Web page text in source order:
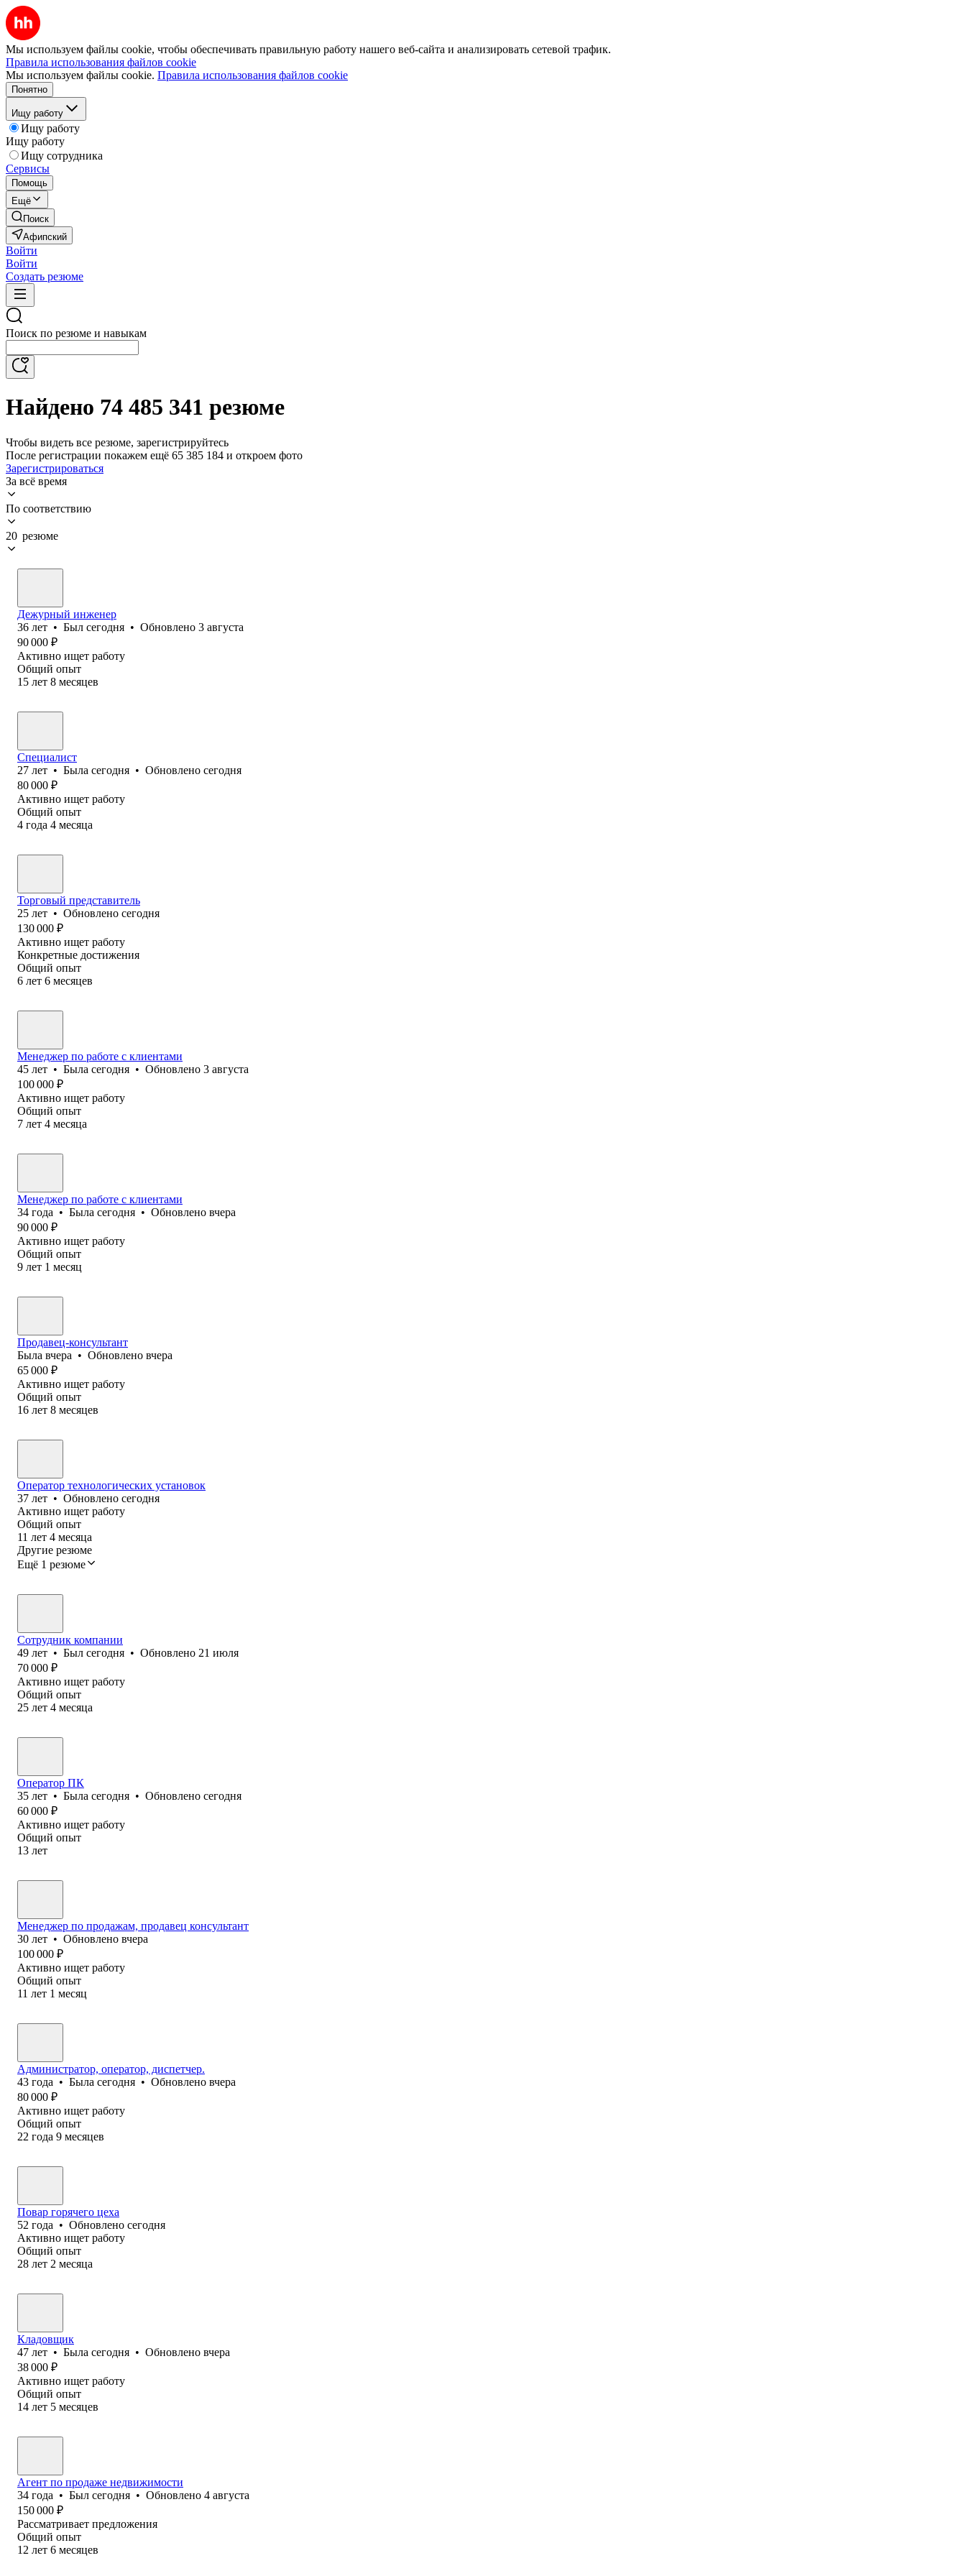
Мы используем файлы cookie, чтобы обеспечивать правильную работу нашего веб-сайта и анализировать сетевой трафик.
Правила использования файлов cookie
Мы используем файлы cookie. Правила использования файлов cookie
Понятно
Ищу работу
Ищу работу
Ищу работу
Ищу сотрудника
Сервисы
Помощь
Ещё
Поиск
Афипский
Войти
Войти
Создать резюме
Поиск по резюме и навыкам
Найдено 74 485 341 резюме
Чтобы видеть все резюме, зарегистрируйтесь
После регистрации покажем ещё 65 385 184 и откроем фото
Зарегистрироваться
За всё время
По соответствию
20 резюме
Дежурный инженер
36 лет • Был сегодня • Обновлено 3 августа
90 000 ₽
Активно ищет работу
Общий опыт
15 лет 8 месяцев
Специалист
27 лет • Была сегодня • Обновлено сегодня
80 000 ₽
Активно ищет работу
Общий опыт
4 года 4 месяца
Торговый представитель
25 лет • Обновлено сегодня
130 000 ₽
Активно ищет работу
Конкретные достижения
Общий опыт
6 лет 6 месяцев
Менеджер по работе с клиентами
45 лет • Была сегодня • Обновлено 3 августа
100 000 ₽
Активно ищет работу
Общий опыт
7 лет 4 месяца
Менеджер по работе с клиентами
34 года • Была сегодня • Обновлено вчера
90 000 ₽
Активно ищет работу
Общий опыт
9 лет 1 месяц
Продавец-консультант
Была вчера • Обновлено вчера
65 000 ₽
Активно ищет работу
Общий опыт
16 лет 8 месяцев
Оператор технологических установок
37 лет • Обновлено сегодня
Активно ищет работу
Общий опыт
11 лет 4 месяца
Другие резюме
Ещё 1 резюме
Сотрудник компании
49 лет • Был сегодня • Обновлено 21 июля
70 000 ₽
Активно ищет работу
Общий опыт
25 лет 4 месяца
Оператор ПК
35 лет • Была сегодня • Обновлено сегодня
60 000 ₽
Активно ищет работу
Общий опыт
13 лет
Менеджер по продажам, продавец консультант
30 лет • Обновлено вчера
100 000 ₽
Активно ищет работу
Общий опыт
11 лет 1 месяц
Администратор, оператор, диспетчер.
43 года • Была сегодня • Обновлено вчера
80 000 ₽
Активно ищет работу
Общий опыт
22 года 9 месяцев
Повар горячего цеха
52 года • Обновлено сегодня
Активно ищет работу
Общий опыт
28 лет 2 месяца
Кладовщик
47 лет • Была сегодня • Обновлено вчера
38 000 ₽
Активно ищет работу
Общий опыт
14 лет 5 месяцев
Агент по продаже недвижимости
34 года • Был сегодня • Обновлено 4 августа
150 000 ₽
Рассматривает предложения
Общий опыт
12 лет 6 месяцев